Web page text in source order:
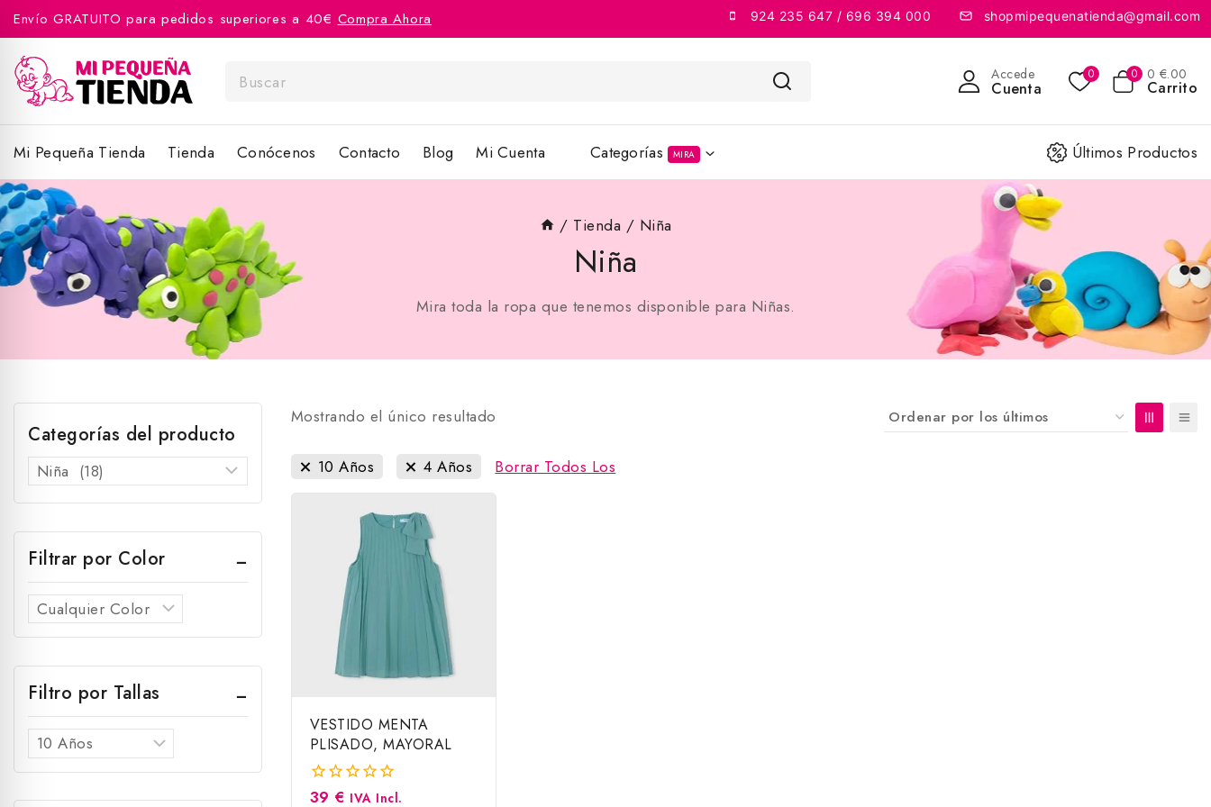
Envío GRATUITO para pedidos superiores a 40€ Compra Ahora 924 235 647 / 696 394 000 shopmipequenatienda@gmail.com
Accede
Cuenta
0 0 0 €.00
Carrito
Mi Pequeña Tienda Tienda Conócenos Contacto Blog Mi Cuenta Categorías MIRA Últimos Productos
/ Tienda / Niña
Niña
Mira toda la ropa que tenemos disponible para Niñas.
Mostrando el único resultado
10 Años 4 Años Borrar Todos Los
VESTIDO MENTA
PLISADO, MAYORAL
0
39 € IVA Incl.
Categorías del producto
Filtrar por Color
Filtro por Tallas